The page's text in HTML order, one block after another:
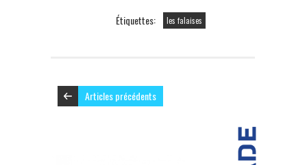
Étiquettes: les falaises
Articles précédents